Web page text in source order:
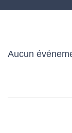
Aucun